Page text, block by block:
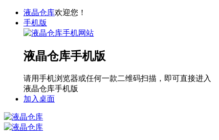
液晶仓库欢迎您！
手机版
液晶仓库手机版
请用手机浏览器或任何一款二维码扫描，即可直接进入
液晶仓库手机版
加入桌面